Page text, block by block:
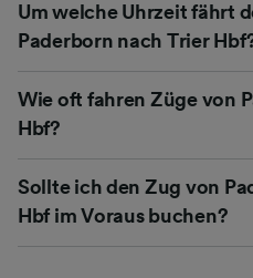
Um welche Uhrzeit fährt
Paderborn nach Trier
Wie oft fahren Züge von
Hbf?
Sollte ich den Zug von
Hbf im Voraus buchen?